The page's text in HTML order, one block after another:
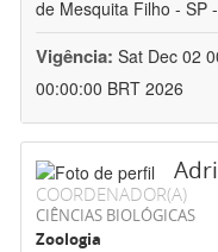
de Mesquita Filho - SP
Vigência: Sat Dec 02
00:00:00 BRT 2026
COORDENADOR(A)
CIÊNCIAS BIOLÓGICAS
Zoologia